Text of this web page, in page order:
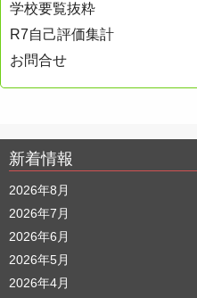
学校要覧抜粋
R7自己評価集計
お問合せ
新着情報
2026年8月
2026年7月
2026年6月
2026年5月
2026年4月